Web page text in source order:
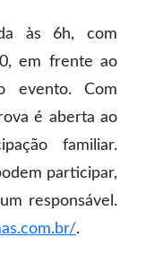
às 6h, com
em frente ao
evento. Com
é aberta ao
familiar.
participar,
responsável.
.